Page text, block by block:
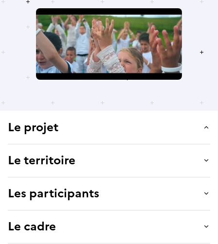
Le projet
Le territoire
Les participants
Le cadre